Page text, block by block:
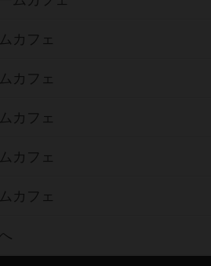
カフェ
カフェ
カフェ
カフェ
カフェ